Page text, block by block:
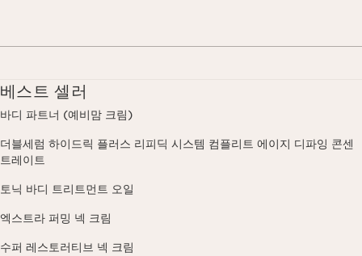
베스트 셀러
바디 파트너 (예비맘 크림)
더블세럼 하이드릭 플러스 리피딕 시스템 컴플리트 에이지 디파잉 콘센
트레이트
토닉 바디 트리트먼트 오일
엑스트라 퍼밍 넥 크림
수퍼 레스토러티브 넥 크림